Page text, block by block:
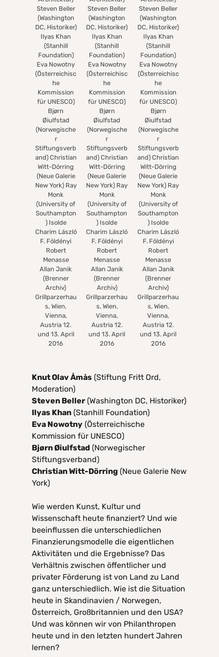
Steven Beller
(Washington
DC, Historiker)
Ilyas Khan
(Stanhill
Foundation)
Eva Nowotny
(Österreichisc
he
Kommission
für UNESCO)
Bjørn
Øiulfstad
(Norwegische
r
Stiftungsverb
and) Christian
Witt-Dörring
(Neue Galerie
New York) Ray
Monk
(University of
Southampton
) Isolde
Charim László
F. Földényi
Robert
Menasse
Allan Janik
(Brenner
Archiv)
Grillparzerhau
s, Wien,
Vienna,
Austria 12.
und 13. April
2016
Steven Beller
(Washington
DC, Historiker)
Ilyas Khan
(Stanhill
Foundation)
Eva Nowotny
(Österreichisc
he
Kommission
für UNESCO)
Bjørn
Øiulfstad
(Norwegische
r
Stiftungsverb
and) Christian
Witt-Dörring
(Neue Galerie
New York) Ray
Monk
(University of
Southampton
) Isolde
Charim László
F. Földényi
Robert
Menasse
Allan Janik
(Brenner
Archiv)
Grillparzerhau
s, Wien,
Vienna,
Austria 12.
und 13. April
2016
Steven Beller
(Washington
DC, Historiker)
Ilyas Khan
(Stanhill
Foundation)
Eva Nowotny
(Österreichisc
he
Kommission
für UNESCO)
Bjørn
Øiulfstad
(Norwegische
r
Stiftungsverb
and) Christian
Witt-Dörring
(Neue Galerie
New York) Ray
Monk
(University of
Southampton
) Isolde
Charim László
F. Földényi
Robert
Menasse
Allan Janik
(Brenner
Archiv)
Grillparzerhau
s, Wien,
Vienna,
Austria 12.
und 13. April
2016
Knut Olav Åmås (Stiftung Fritt Ord,
Moderation)
Steven Beller (Washington DC, Historiker)
Ilyas Khan (Stanhill Foundation)
Eva Nowotny (Österreichische
Kommission für UNESCO)
Bjørn Øiulfstad (Norwegischer
Stiftungsverband)
Christian Witt-Dörring (Neue Galerie New
York)
Wie werden Kunst, Kultur und
Wissenschaft heute finanziert? Und wie
beeinflussen die unterschiedlichen
Finanzierungsmodelle die eigentlichen
Aktivitäten und die Ergebnisse? Das
Verhältnis zwischen öffentlicher und
privater Förderung ist von Land zu Land
ganz unterschiedlich. Wie ist die Situation
heute in Skandinavien / Norwegen,
Österreich, Großbritannien und den USA?
Und was können wir von Philanthropen
heute und in den letzten hundert Jahren
lernen?